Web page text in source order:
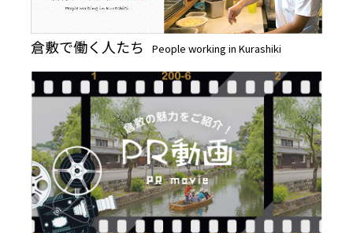
倉敷で働く人たち People working in Kurashiki